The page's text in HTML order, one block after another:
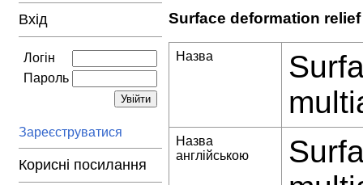
Вхід
Логін
Пароль
Зареєструватися
Корисні посилання
Surface deformation
Назва
Назва
англійською